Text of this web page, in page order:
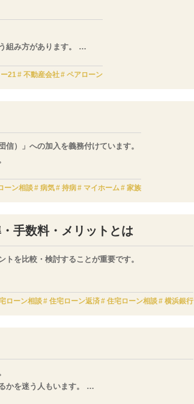
組み方があります。
21 不動産会社 ペアローン
信）」への加入を義務付けています。
ーン相談 病気 持病 マイホーム 家族
手数料・メリットとは
トを比較・検討することが重要です。
浜銀行の住宅ローンの特徴について紹介し、その金利
ローン相談 住宅ローン返済 住宅ローン相談 横浜銀行
かを迷う人もいます。